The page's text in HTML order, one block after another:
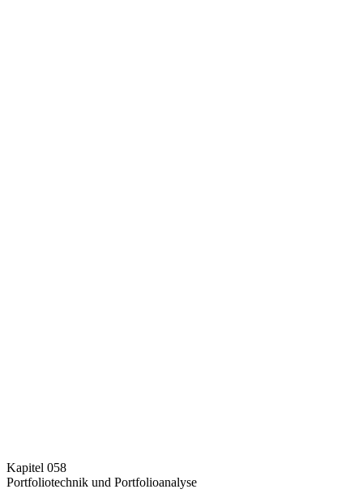
Kapitel 058
Portfoliotechnik und Portfolioanalyse